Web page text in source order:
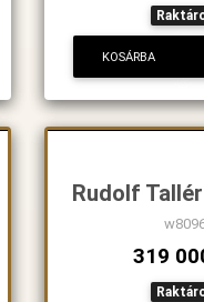
KOSÁRBA
Rudolf
319